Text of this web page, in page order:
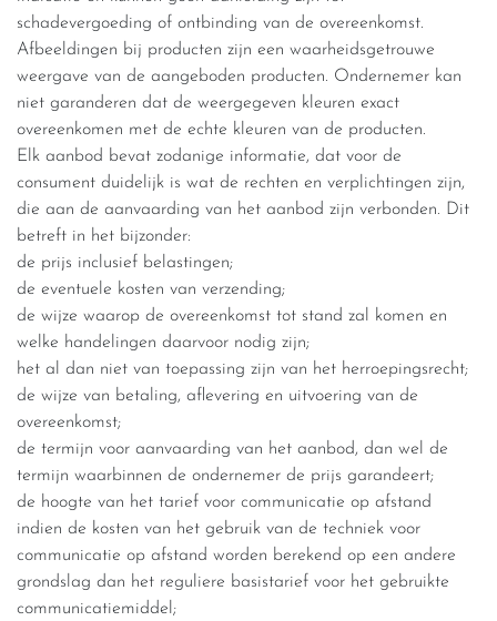
schadevergoeding of ontbinding van de overeenkomst.
Afbeeldingen bij producten zijn een waarheidsgetrouwe
weergave van de aangeboden producten. Ondernemer kan
niet garanderen dat de weergegeven kleuren exact
overeenkomen met de echte kleuren van de producten.
Elk aanbod bevat zodanige informatie, dat voor de
consument duidelijk is wat de rechten en verplichtingen zijn,
die aan de aanvaarding van het aanbod zijn verbonden. Dit
betreft in het bijzonder:
de prijs inclusief belastingen;
de eventuele kosten van verzending;
de wijze waarop de overeenkomst tot stand zal komen en
welke handelingen daarvoor nodig zijn;
het al dan niet van toepassing zijn van het herroepingsrecht;
de wijze van betaling, aflevering en uitvoering van de
overeenkomst;
de termijn voor aanvaarding van het aanbod, dan wel de
termijn waarbinnen de ondernemer de prijs garandeert;
de hoogte van het tarief voor communicatie op afstand
indien de kosten van het gebruik van de techniek voor
communicatie op afstand worden berekend op een andere
grondslag dan het reguliere basistarief voor het gebruikte
communicatiemiddel;